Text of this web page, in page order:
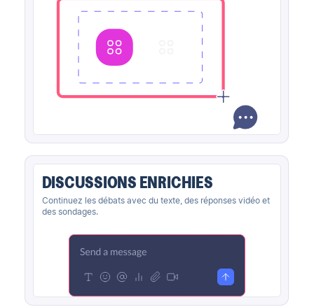
DISCUSSIONS ENRICHIES
Continuez les débats avec du texte, des réponses vidéo et
des sondages.